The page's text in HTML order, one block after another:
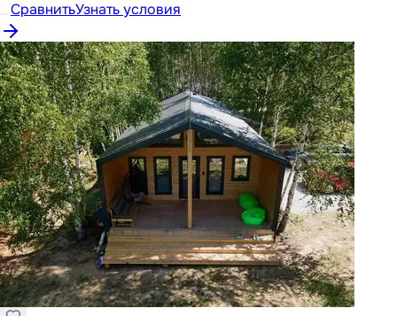
СравнитьУзнать условия